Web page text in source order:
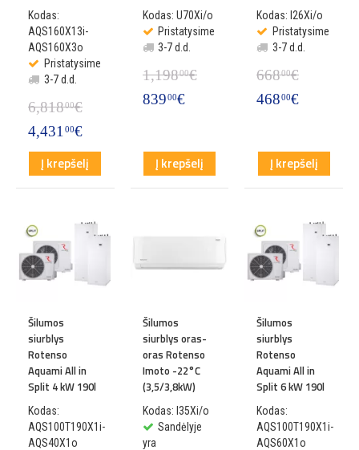
Kodas:
AQS160X13i-
AQS160X3o
Pristatysime
3-7 d.d.
6,81800€
4,431 00€
Į krepšelį
Kodas: U70Xi/o
Pristatysime
3-7 d.d.
1,19800€
83900€
Į krepšelį
Kodas: I26Xi/o
Pristatysime
3-7 d.d.
66800€
46800€
Į krepšelį
Šilumos
siurblys
Rotenso
Aquami All in
Split 4 kW 190l
Kodas:
AQS100T190X1i-
AQS40X1o
Šilumos
siurblys oras-
oras Rotenso
Imoto -22°C
(3,5/3,8kW)
Kodas: I35Xi/o
Sandėlyje
yra
Šilumos
siurblys
Rotenso
Aquami All in
Split 6 kW 190l
Kodas:
AQS100T190X1i-
AQS60X1o